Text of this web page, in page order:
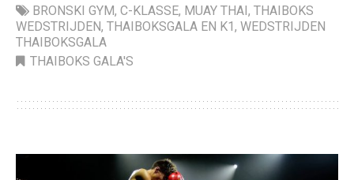
BRONSKI GYM, C-KLASSE, MUAY THAI , THAIBOKS
WEDSTRIJDEN, THAIBOKSGALA EN K1 , WEDSTRIJDEN
THAIBOKSGALA
THAIBOKS GALA'S